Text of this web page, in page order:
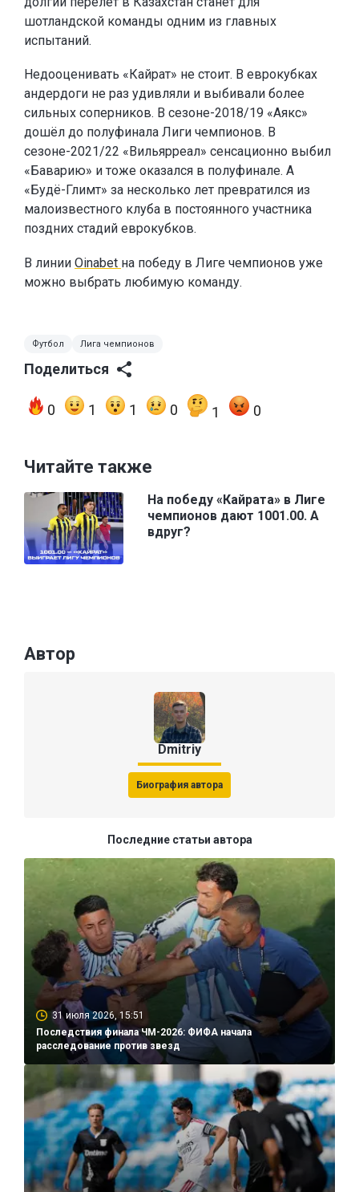
шотландской команды одним из главных
испытаний.
Недооценивать «Кайрат» не стоит. В еврокубках
андердоги не раз удивляли и выбивали более
сильных соперников. В сезоне-2018/19 «Аякс»
дошёл до полуфинала Лиги чемпионов. В
сезоне-2021/22 «Вильярреал» сенсационно выбил
«Баварию» и тоже оказался в полуфинале. А
«Будё-Глимт» за несколько лет превратился из
малоизвестного клуба в постоянного участника
поздних стадий еврокубков.
В линии Oinabet на победу в Лиге чемпионов уже
можно выбрать любимую команду.
Футбол Лига чемпионов
Поделиться
0 1 1 0 1 0
Читайте также
На победу «Кайрата» в Лиге
чемпионов дают 1001.00. А
вдруг?
Автор
Dmitriy
Биография автора
Последние статьи автора
31 июля 2026, 15:51
Последствия финала ЧМ-2026: ФИФА начала
расследование против звезд